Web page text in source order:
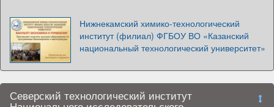
Нижнекамский химико-технологический
институт (филиал) ФГБОУ ВО «Казанский
национальный технологический университет»
Северский технологический институт